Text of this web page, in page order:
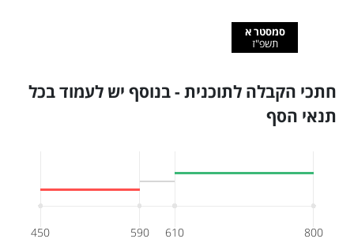
סמסטר א
תשפ"ז
חתכי הקבלה לתוכנית - בנוסף יש לעמוד בכל
תנאי הסף
450 590 610 800